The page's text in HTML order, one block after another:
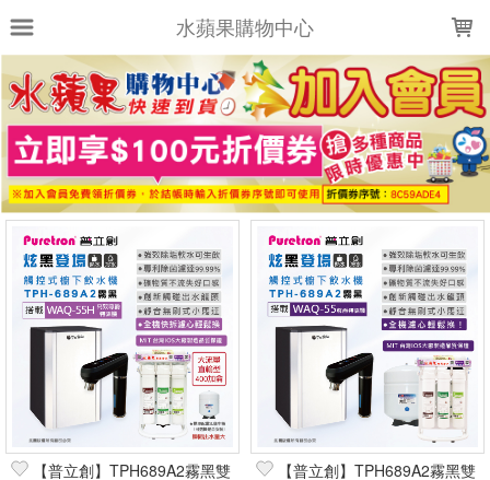
水蘋果購物中心
上架時間 銷售件數 銷售價格
樣式尺寸篩選
全部樣式
全部尺寸
【普立創】TPH689A2霧黑雙
【普立創】TPH689A2霧黑雙